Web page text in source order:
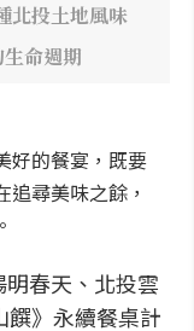
北投土地風味
命週期
好的餐宴，既要
尋美味之餘，